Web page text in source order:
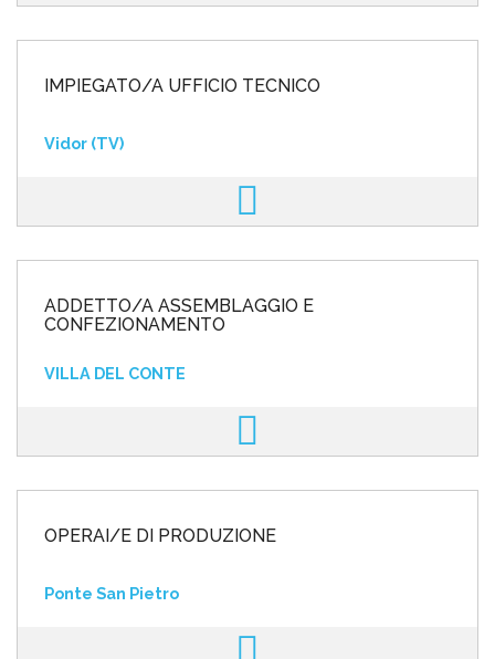
IMPIEGATO/A UFFICIO TECNICO
Vidor (TV)
ADDETTO/A ASSEMBLAGGIO E
CONFEZIONAMENTO
VILLA DEL CONTE
OPERAI/E DI PRODUZIONE
Ponte San Pietro